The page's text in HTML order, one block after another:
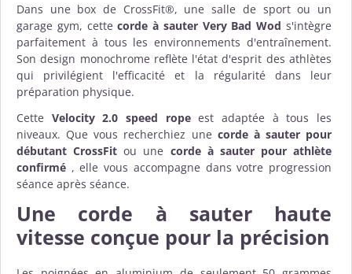
Dans une box de CrossFit®, une salle de sport ou un
garage gym, cettecorde à sauter Very Bad Wod s'intègre
parfaitement à tous les environnements d'entraînement.
Son design monochrome reflète l'état d'esprit des athlètes
qui privilégient l'efficacité et la régularité dans leur
préparation physique.
Cette Velocity 2.0 speed ropeest adaptée à tous les
niveaux. Que vous recherchiez une corde à sauter pour
débutant CrossFit ou une corde à sauter pour athlète
confirmé , elle vous accompagne dans votre progression
séance après séance.
Une corde à sauter haute
vitesse conçue pour la précision